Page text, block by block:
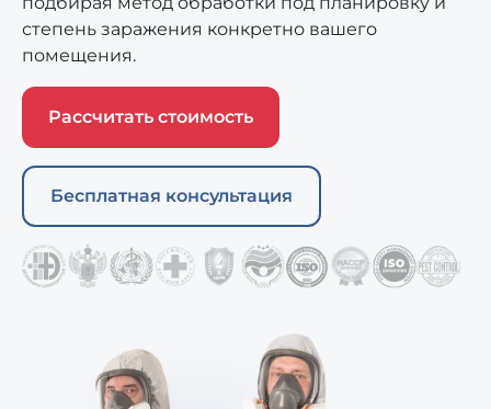
степень заражения конкретно вашего
помещения.
Рассчитать стоимость
Бесплатная консультация